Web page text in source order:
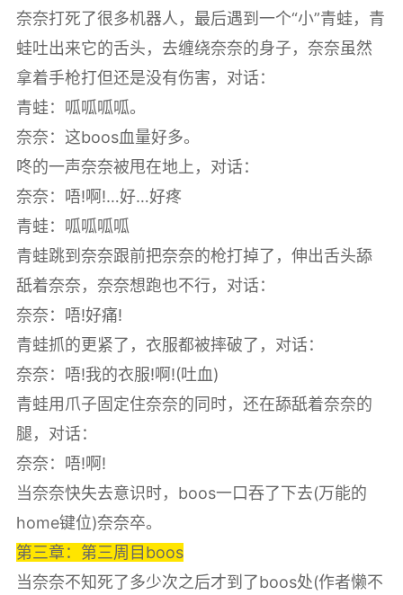
奈奈打死了很多机器人，最后遇到一个“小”青蛙，青
蛙吐出来它的舌头，去缠绕奈奈的身子，奈奈虽然
拿着手枪打但还是没有伤害，对话：
青蛙：呱呱呱呱。
奈奈：这boos血量好多。
咚的一声奈奈被甩在地上，对话：
奈奈：唔!啊!…好…好疼
青蛙：呱呱呱呱
青蛙跳到奈奈跟前把奈奈的枪打掉了，伸出舌头舔
舐着奈奈，奈奈想跑也不行，对话：
奈奈：唔!好痛!
青蛙抓的更紧了，衣服都被摔破了，对话：
奈奈：唔!我的衣服!啊!(吐血)
青蛙用爪子固定住奈奈的同时，还在舔舐着奈奈的
腿，对话：
奈奈：唔!啊!
当奈奈快失去意识时，boos一口吞了下去(万能的
home键位)奈奈卒。
第三章：第三周目boos
当奈奈不知死了多少次之后才到了boos处(作者懒不